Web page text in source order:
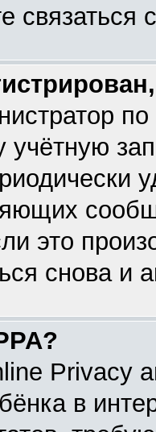
связаться
по
это
снова и
Privacy
в